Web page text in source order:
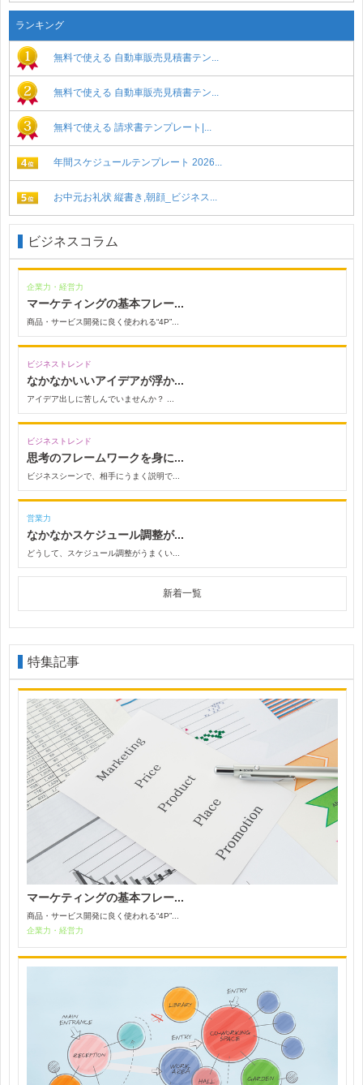
ランキング
無料で使える 自動車販売見積書テン...
無料で使える 自動車販売見積書テン...
無料で使える 請求書テンプレート|...
年間スケジュールテンプレート 2026...
お中元お礼状 縦書き,朝顔_ビジネス...
ビジネスコラム
企業力・経営力
マーケティングの基本フレー...
商品・サービス開発に良く使われる“4P”...
ビジネストレンド
なかなかいいアイデアが浮か...
アイデア出しに苦しんでいませんか？ ...
ビジネストレンド
思考のフレームワークを身に...
ビジネスシーンで、相手にうまく説明で...
営業力
なかなかスケジュール調整が...
どうして、スケジュール調整がうまくい...
新着一覧
特集記事
マーケティングの基本フレー...
商品・サービス開発に良く使われる“4P”...
企業力・経営力